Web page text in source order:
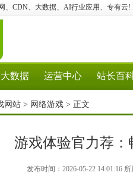
、CDN、大数据、AI行业应用、专有云!
大数据 运营中心 站长百
网站 > 网络游戏 > 正文
游戏体验官力荐
发布时间：2026-05-22 14:01:16